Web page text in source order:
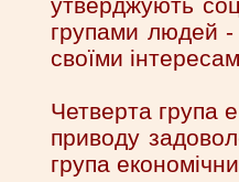
групами людей -
своїми
Четверта група
приводу
група